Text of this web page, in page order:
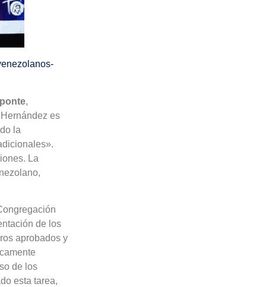
,
es
la
La
de los
aprobados y
de los
esta tarea,